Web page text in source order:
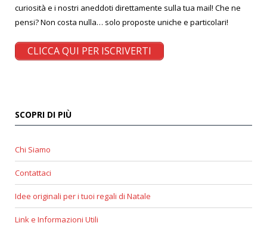
curiosità e i nostri aneddoti direttamente sulla tua mail! Che ne
pensi? Non costa nulla… solo proposte uniche e particolari!
CLICCA QUI PER ISCRIVERTI
SCOPRI DI PIÙ
Chi Siamo
Contattaci
Idee originali per i tuoi regali di Natale
Link e Informazioni Utili